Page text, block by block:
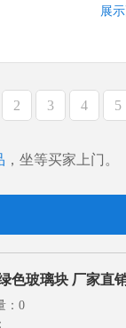
展
2 3 4 5
，坐等买家上门。
色玻璃块 厂家直
璃10-50园林园艺
：0